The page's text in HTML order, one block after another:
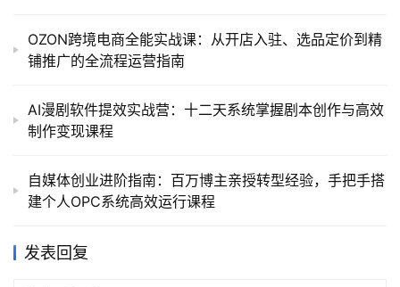
OZON跨境电商全能实战课：从开店入驻、选品定价到精
铺推广的全流程运营指南
AI漫剧软件提效实战营：十二天系统掌握剧本创作与高效
制作变现课程
自媒体创业进阶指南：百万博主亲授转型经验，手把手搭
建个人OPC系统高效运行课程
发表回复